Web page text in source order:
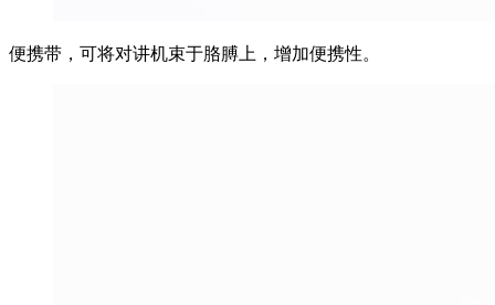
便携带，可将对讲机束于胳膊上，增加便携性。